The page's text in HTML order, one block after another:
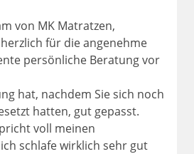
von MK Matratzen,
für die angenehme
persönliche Beratung vor
hat, nachdem Sie sich noch
hatten, gut gepasst.
voll meinen
schlafe wirklich sehr gut